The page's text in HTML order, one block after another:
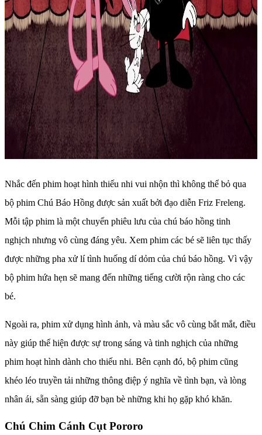
Nhắc đến phim hoạt hình thiếu nhi vui nhộn thì không thể bỏ qua
bộ phim Chú Báo Hồng được sản xuất bởi đạo diễn Friz Freleng.
Mỗi tập phim là một chuyến phiêu lưu của chú báo hồng tinh
nghịch nhưng vô cùng đáng yêu. Xem phim các bé sẽ liên tục thấy
được những pha xử lí tình huống dí dỏm của chú báo hồng. Vì vậy
bộ phim hứa hẹn sẽ mang đến những tiếng cười rộn ràng cho các
bé.
Ngoài ra, phim xử dụng hình ảnh, và màu sắc vô cùng bắt mắt, điều
này giúp thể hiện được sự trong sáng và tinh nghịch của những
phim hoạt hình dành cho thiếu nhi. Bên cạnh đó, bộ phim cũng
khéo léo truyền tải những thông điệp ý nghĩa về tình bạn, và lòng
nhân ái, sẵn sàng giúp đỡ bạn bè những khi họ gặp khó khăn.
Chú Chim Cánh Cụt Pororo